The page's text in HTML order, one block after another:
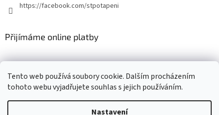
Tento web používá soubory cookie. Dalším procházením
tohoto webu vyjadřujete souhlas s jejich používáním.
Nastavení
https://facebook.com/stpotapeni
Přijímáme online platby